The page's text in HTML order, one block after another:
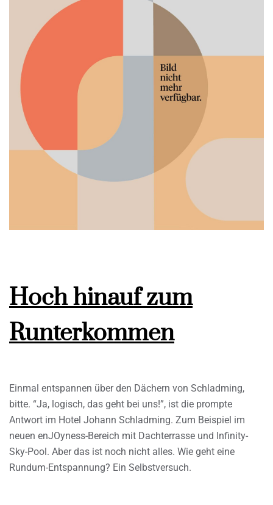
Hoch hinauf zum
Runterkommen
Einmal entspannen über den Dächern von Schladming,
bitte. “Ja, logisch, das geht bei uns!”, ist die prompte
Antwort im Hotel Johann Schladming. Zum Beispiel im
neuen enJOyness-Bereich mit Dachterrasse und Infinity-
Sky-Pool. Aber das ist noch nicht alles. Wie geht eine
Rundum-Entspannung? Ein Selbstversuch.